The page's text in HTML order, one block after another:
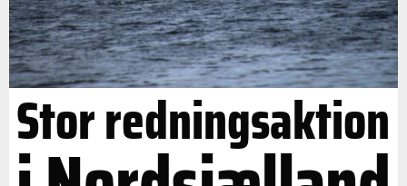
Stor redningsaktion